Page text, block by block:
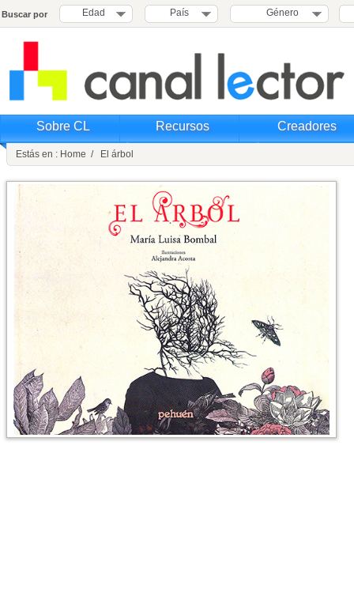
Buscar por Edad País Género
Sobre CL Recursos Creadores
Estás en : Home / El árbol